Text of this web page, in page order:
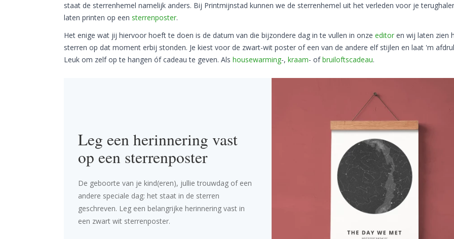
staat de sterrenhemel namelijk anders. Bij Printmijnstad kunnen we de sterrenhemel uit het verleden voor je
laten printen op een sterrenposter.
Het enige wat jij hiervoor hoeft te doen is de datum van die bijzondere dag in te vullen in onze editor en wij laten zien
sterren op dat moment erbij stonden. Je kiest voor de zwart-wit poster of een van de andere elf stijlen en laat 'm
Leuk om zelf op te hangen óf cadeau te geven. Als housewarming-, kraam- ofbruiloftscadeau.
Leg een herinnering vast
op een sterrenposter
De geboorte van je kind(eren), jullie trouwdag of een
andere speciale dag: het staat in de sterren
geschreven. Leg een belangrijke herinnering vast in
een zwart wit sterrenposter.